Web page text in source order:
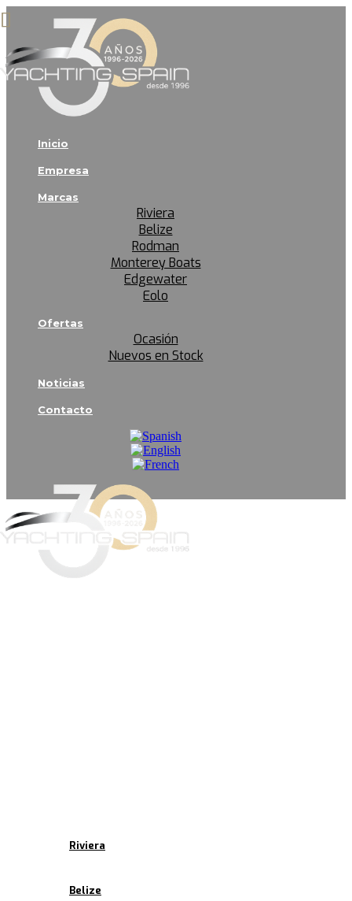
Inicio
Empresa
Marcas
Riviera
Belize
Rodman
Monterey Boats
Edgewater
Eolo
Ofertas
Ocasión
Nuevos en Stock
Noticias
Contacto
Riviera
Belize